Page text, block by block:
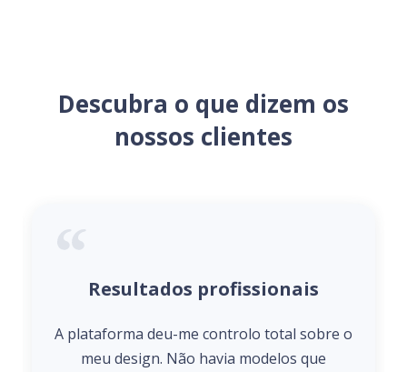
Descubra o que dizem os
nossos clientes
Resultados profissionais
A plataforma deu-me controlo total sobre o
meu design. Não havia modelos que